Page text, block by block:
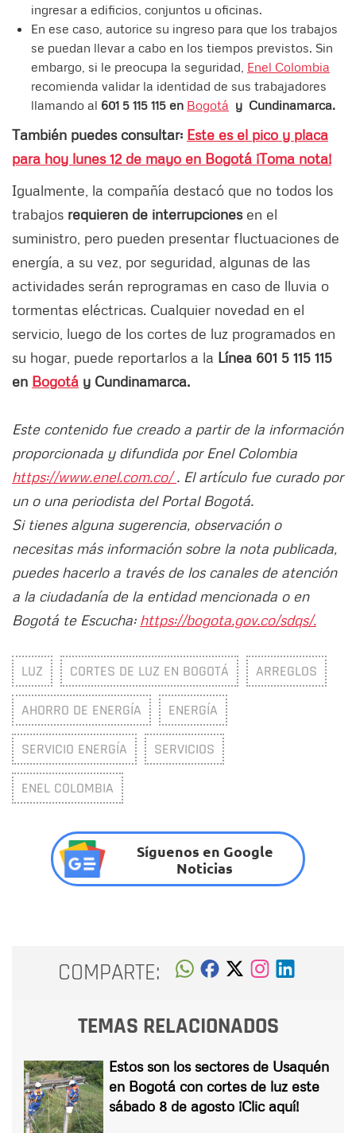
ingresar a edificios, conjuntos u oficinas.
En ese caso, autorice su ingreso para que los trabajos
se puedan llevar a cabo en los tiempos previstos. Sin
embargo, si le preocupa la seguridad, Enel Colombia
recomienda validar la identidad de sus trabajadores
llamando al 601 5 115 115 en Bogotá y Cundinamarca.
También puedes consultar: Este es el pico y placa
para hoy lunes 12 de mayo en Bogotá ¡Toma nota!
Igualmente, la compañía destacó que no todos los
trabajos requieren de interrupcionesen el
suministro, pero pueden presentar fluctuaciones de
energía, a su vez, por seguridad, algunas de las
actividades serán reprogramas en caso de lluvia o
tormentas eléctricas. Cualquier novedad en el
servicio, luego de los cortes de luz programados en
su hogar, puede reportarlos a la Línea 601 5 115 115
en Bogotá y Cundinamarca.
Este contenido fue creado a partir de la información
proporcionada y difundida por Enel Colombia
https://www.enel.com.co/. El artículo fue curado por
un o una periodista del Portal Bogotá.
Si tienes alguna sugerencia, observación o
necesitas más información sobre la nota publicada,
puedes hacerlo a través de los canales de atención
a la ciudadanía de la entidad mencionada o en
Bogotá te Escucha: https://bogota.gov.co/sdqs/.
LUZ CORTES DE LUZ EN BOGOTÁ ARREGLOS
AHORRO DE ENERGÍA ENERGÍA
SERVICIO ENERGÍA SERVICIOS
ENEL COLOMBIA
Síguenos en Google
Noticias
COMPARTE:
TEMAS RELACIONADOS
Estos son los sectores de Usaquén
en Bogotá con cortes de luz este
sábado 8 de agosto ¡Clic aquí!